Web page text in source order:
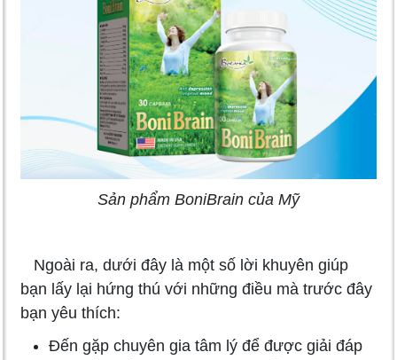
Sản phẩm BoniBrain của Mỹ
Ngoài ra, dưới đây là một số lời khuyên giúp
bạn lấy lại hứng thú với những điều mà trước đây
bạn yêu thích:
Đến gặp chuyên gia tâm lý để được giải đáp